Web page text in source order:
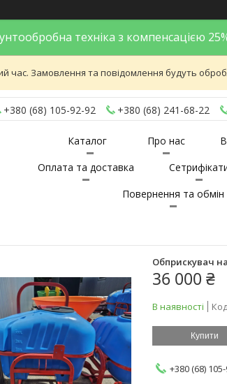
техніка з компенсацією
час. Замовлення та повідомлення будуть
+380 (68) 105-92-92 +380 (68) 241-68-22
Каталог Про нас
Оплата та доставка
Повернення та обмін
Обприскувач
36 000 ₴
В наявності
Купити
+380 (68)